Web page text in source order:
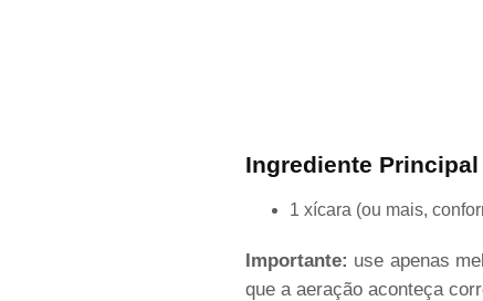
Ingrediente Principal
1 xícara (ou mais,
Importante: use apenas
que a aeração aconteça